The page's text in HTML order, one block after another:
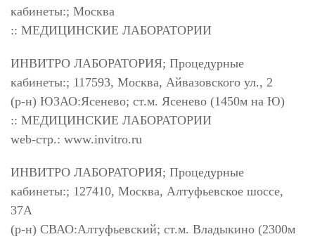
кабинеты:; Москва
:: МЕДИЦИНСКИЕ ЛАБОРАТОРИИ
ИНВИТРО ЛАБОРАТОРИЯ; Процедурные
кабинеты:; 117593, Москва, Айвазовского ул., 2
(р-н) ЮЗАО:Ясенево; ст.м. Ясенево (1450м на Ю)
:: МЕДИЦИНСКИЕ ЛАБОРАТОРИИ
web-стр.: www.invitro.ru
ИНВИТРО ЛАБОРАТОРИЯ; Процедурные
кабинеты:; 127410, Москва, Алтуфьевское шоссе,
37А
(р-н) СВАО:Алтуфьевский; ст.м. Владыкино (2300м